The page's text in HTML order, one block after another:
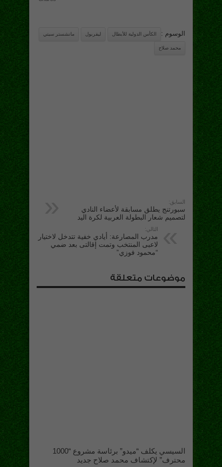
الوسوم : الكأس الدولية للأبطال ليفربول مانشستر سيتي
محمد صلاح
السابق:
سبورتنج يطلق مسابقة لأعضاء النادي
لتصميم شعار البطولة العربية لكرة اليد
التالي:
مدرب المصارعة: أيادي خفية تتدخل لاختيار
لاعبى المنتخب وتمت إقالتى بعد ضمي
“محمود فوزي”
موضوعات متعلقة
السيسي يكلف “ميدو” برئاسة مشروع “1000
محترف” لإكتشاف محمد صلاح جديد